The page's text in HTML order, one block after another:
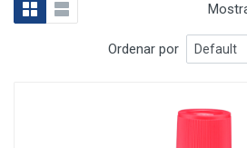
Ordenar por